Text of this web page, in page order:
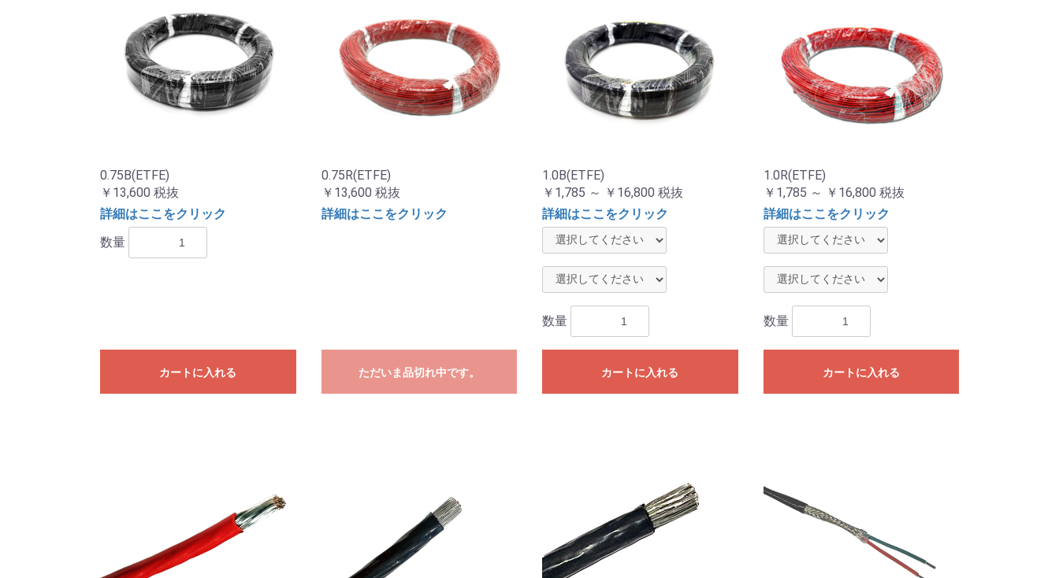
0.75B(ETFE)
￥13,600 税抜
詳細はここをクリック
数量
カートに入れる
0.75R(ETFE)
￥13,600 税抜
詳細はここをクリック
ただいま品切れ中です。
1.0B(ETFE)
￥1,785 ～ ￥16,800 税抜
詳細はここをクリック
数量
カートに入れる
1.0R(ETFE)
￥1,785 ～ ￥16,800 税抜
詳細はここをクリック
数量
カートに入れる